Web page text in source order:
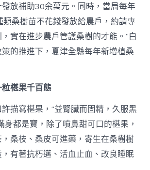
放補助30余萬元。同時，當局每年
桑樹苗不花錢發放給農戶，約請專
實在進步農戶管護桑樹的才能。”白
的推進下，夏津全縣每年新增植桑
椹果千百態
許描寫椹果，“益腎臟而固精，久服黑
身都是寶，除了噴鼻甜可口的椹果，
桑枝、桑皮可進藥，寄生在桑樹樹
有著抗朽邁、活血止血、改良睡眠